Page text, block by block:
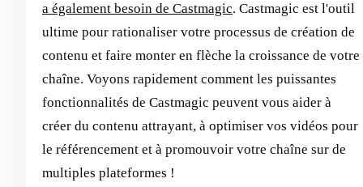
a également besoin de Castmagic. Castmagic est l'outil
ultime pour rationaliser votre processus de création de
contenu et faire monter en flèche la croissance de votre
chaîne. Voyons rapidement comment les puissantes
fonctionnalités de Castmagic peuvent vous aider à
créer du contenu attrayant, à optimiser vos vidéos pour
le référencement et à promouvoir votre chaîne sur de
multiples plateformes !